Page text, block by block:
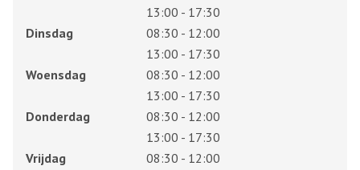
13:00 - 17:30
Dinsdag
08:30 - 12:00
13:00 - 17:30
Woensdag
08:30 - 12:00
13:00 - 17:30
Donderdag
08:30 - 12:00
13:00 - 17:30
Vrijdag
08:30 - 12:00